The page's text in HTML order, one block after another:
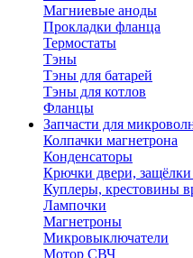
Магниевые аноды
Прокладки фланца
Термостаты
Тэны
Тэны для батарей
Тэны для котлов
Фланцы
Запчасти для
Колпачки магнетрона
Конденсаторы
Крючки двери,
Куплеры, крестовины
Лампочки
Магнетроны
Микровыключатели
Мотор СВЧ